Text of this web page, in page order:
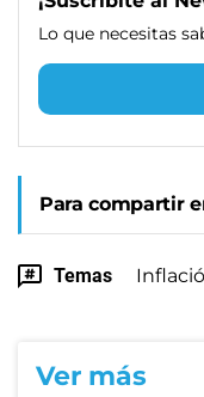
Lo que necesitas
Para compartir
Temas
Ver más